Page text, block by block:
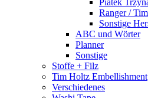
Ranger /
Sonstige
ABC und Wörter
Planner
Sonstige
Stoffe + Filz
Tim Holtz Embellishment
Verschiedenes